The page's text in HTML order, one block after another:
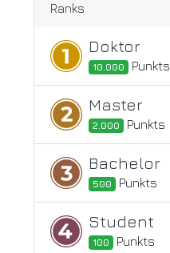
Ranks
Doktor
10.000 Punkts
Master
2.000 Punkts
Bachelor
500 Punkts
Student
100 Punkts